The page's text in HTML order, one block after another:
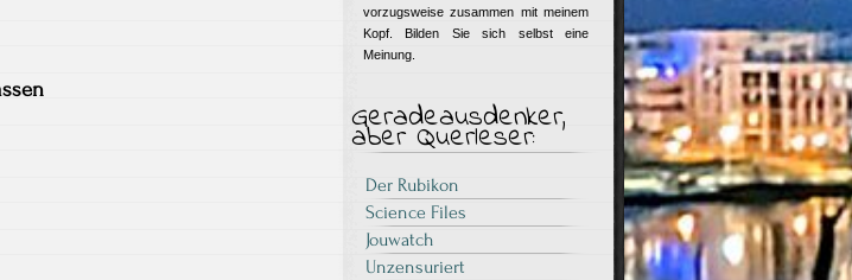
vorzugsweise zusammen mit meinem
Kopf. Bilden Sie sich selbst eine
Meinung.
Geradeausdenker,
aber Querleser:
Der Rubikon
Science Files
Jouwatch
Unzensuriert